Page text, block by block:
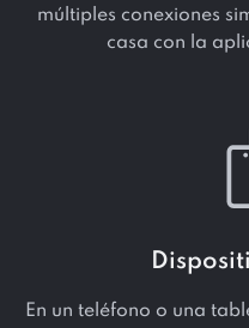
múltiples conexiones
casa con la
En un teléfono o una